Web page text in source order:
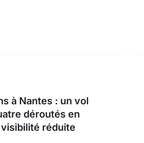
à Nantes : un vol
déroutés en
réduite